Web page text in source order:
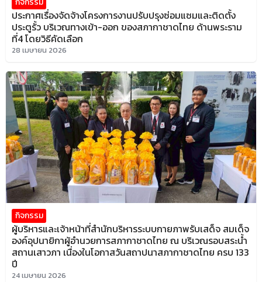
ประกาศเรื่องจัดจ้างโครงการงานปรับปรุงซ่อมแซมและติดตั้ง
ประตูรั้ว บริเวณทางเข้า-ออก ของสภากาชาดไทย ด้านพระราม
ที่4 โดยวิธีคัดเลือก
28 เมษายน 2026
กิจกรรม
ผู้บริหารและเจ้าหน้าที่สำนักบริหารระบบกายภาพรับเสด็จ สมเด็จ
องค์อุปนายิกาผู้อำนวยการสภากาชาดไทย ณ บริเวณรอบสระน้ำ
สถานเสาวภา เนื่องในโอกาสวันสถาปนาสภากาชาดไทย ครบ 133
ปี
24 เมษายน 2026